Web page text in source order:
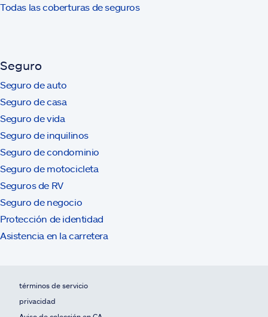
Todas las coberturas de seguros
Seguro
Seguro de auto
Seguro de casa
Seguro de vida
Seguro de inquilinos
Seguro de condominio
Seguro de motocicleta
Seguros de RV
Seguro de negocio
Protección de identidad
Asistencia en la carretera
términos de servicio
privacidad